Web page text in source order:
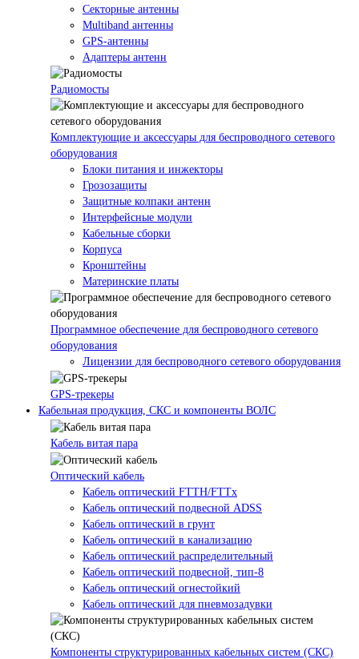
Секторные антенны
Multiband антенны
GPS-антенны
Адаптеры антенн
Радиомосты
Комплектующие и аксессуары для беспроводного сетевого
оборудования
Блоки питания и инжекторы
Грозозащиты
Защитные колпаки антенн
Интерфейсные модули
Кабельные сборки
Корпуса
Кронштейны
Материнские платы
Программное обеспечение для беспроводного сетевого
оборудования
Лицензии для беспроводного сетевого оборудования
GPS-трекеры
Кабельная продукция, СКС и компоненты ВОЛС
Кабель витая пара
Оптический кабель
Кабель оптический FTTH/FTTx
Кабель оптический подвесной ADSS
Кабель оптический в грунт
Кабель оптический в канализацию
Кабель оптический распределительный
Кабель оптический подвесной, тип-8
Кабель оптический огнестойкий
Кабель оптический для пневмозадувки
Компоненты структурированных кабельных систем (СКС)